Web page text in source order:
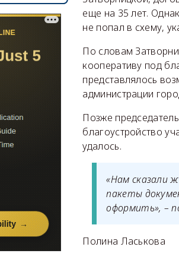
еще на 35 лет.
не попал в схему,
По словам
кооперативу под
представлялось
администрации
Позже
благоустройство
удалось.
«Нам сказали
пакеты
оформить», –
Полина Ласькова